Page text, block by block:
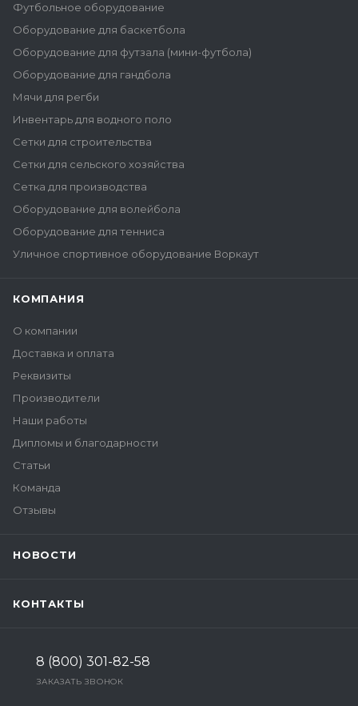
Футбольное оборудование
Оборудование для баскетбола
Оборудование для футзала (мини-футбола)
Оборудование для гандбола
Мячи для регби
Инвентарь для водного поло
Сетки для строительства
Сетки для сельского хозяйства
Сетка для производства
Оборудование для волейбола
Оборудование для тенниса
Уличное спортивное оборудование Воркаут
КОМПАНИЯ
О компании
Доставка и оплата
Реквизиты
Производители
Наши работы
Дипломы и благодарности
Статьи
Команда
Отзывы
НОВОСТИ
КОНТАКТЫ
8 (800) 301-82-58
ЗАКАЗАТЬ ЗВОНОК